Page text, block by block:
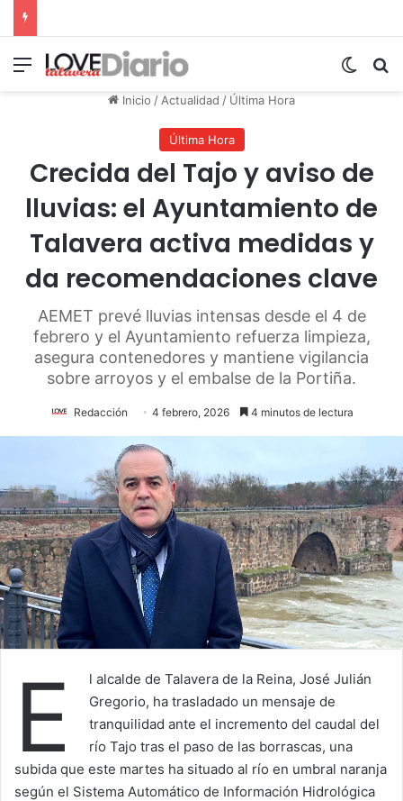
Menú
Inicio /Actualidad / Última Hora
Última Hora
Crecida del Tajo y aviso de
lluvias: el Ayuntamiento de
Talavera activa medidas y
da recomendaciones clave
AEMET prevé lluvias intensas desde el 4 de
febrero y el Ayuntamiento refuerza limpieza,
asegura contenedores y mantiene vigilancia
sobre arroyos y el embalse de la Portiña.
Redacción 4 febrero, 2026 4 minutos de lectura
E
l alcalde de Talavera de la Reina, José Julián
Gregorio, ha trasladado un mensaje de
tranquilidad ante el incremento del caudal del
río Tajo tras el paso de las borrascas, una
subida que este martes ha situado al río en umbral naranja
según el Sistema Automático de Información Hidrológica